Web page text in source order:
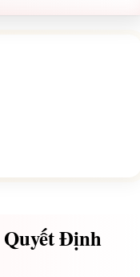
Quyết Định